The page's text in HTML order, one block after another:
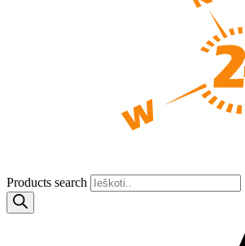
Products search